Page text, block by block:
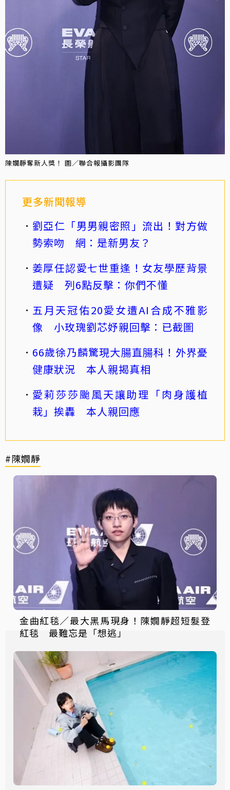
陳嫺靜奪新人獎！ 圖／聯合報攝影團隊
更多新聞報導
劉亞仁「男男親密照」流出！對方做
勢索吻 網：是新男友？
姜厚任認愛七世重逢！女友學歷背景
遭疑 列6點反擊：你們不懂
五月天冠佑20愛女遭AI合成不雅影
像 小玫瑰劉芯妤親回擊：已截圖
66歲徐乃麟驚現大腸直腸科！外界憂
健康狀況 本人親揭真相
愛莉莎莎颱風天讓助理「肉身護植
栽」挨轟 本人親回應
#陳嫺靜
金曲紅毯／最大黑馬現身！陳嫺靜超短髮登
紅毯 最難忘是「想逃」